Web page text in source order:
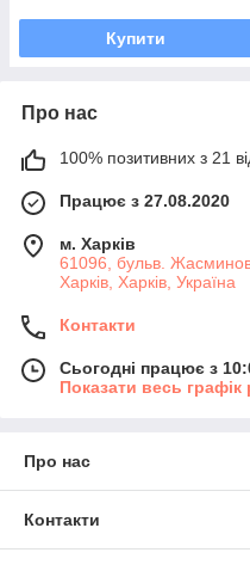
Купити
Про нас
100% позитивних з 21
Працює з 27.08.2020
м. Харків
61096, бульв.
Харків, Харків, Україна
Контакти
Сьогодні працює з
Показати весь графік
Про нас
Контакти